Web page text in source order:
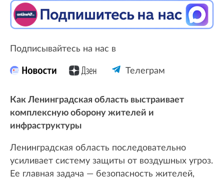
Подписывайтесь на нас в
Телеграм
Как Ленинградская область выстраивает
комплексную оборону жителей и
инфраструктуры
Ленинградская область последовательно
усиливает систему защиты от воздушных угроз.
Ее главная задача — безопасность жителей,